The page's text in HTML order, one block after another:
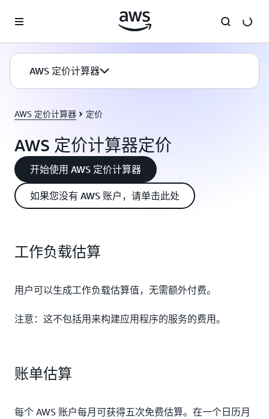
AWS 定价计算器
AWS 定价计算器 定价
AWS 定价计算器定价
开始使用 AWS 定价计算器
如果您没有 AWS 账户，请单击此处
工作负载估算
用户可以生成工作负载估算值，无需额外付费。
注意：这不包括用来构建应用程序的服务的费用。
账单估算
每个 AWS 账户每月可获得五次免费估算。在一个日历月